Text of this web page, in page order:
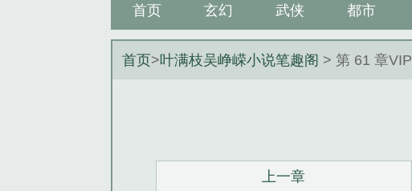
首页 玄幻 武侠 都市
首页>叶满枝吴峥嵘小说笔趣阁 > 第 61 章VIP
上一章